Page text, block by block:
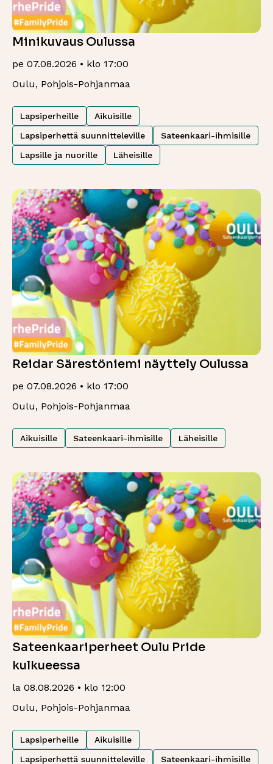
Minikuvaus Oulussa
pe 07.08.2026 • klo 17:00
Oulu, Pohjois-Pohjanmaa
Lapsiperheille
Aikuisille
Lapsiperhettä suunnitteleville
Sateenkaari-ihmisille
Lapsille ja nuorille
Läheisille
Reidar Särestöniemi näyttely Oulussa
pe 07.08.2026 • klo 17:00
Oulu, Pohjois-Pohjanmaa
Aikuisille Sateenkaari-ihmisille Läheisille
Sateenkaariperheet Oulu Pride
kulkueessa
la 08.08.2026 • klo 12:00
Oulu, Pohjois-Pohjanmaa
Lapsiperheille
Aikuisille
Lapsiperhettä suunnitteleville
Sateenkaari-ihmisille